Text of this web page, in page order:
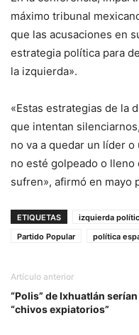
máximo tribunal
que las acusaciones en
estrategia política para
la izquierda».
«Estas estrategias de la
que intentan
no va a quedar un líder
no esté golpeado o
sufren», afirmó en mayo
ETIQUETAS izquierda
Partido Popular
política
Artículo anterior
“Polis” de Ixhuatlán serían
“chivos expiatorios”